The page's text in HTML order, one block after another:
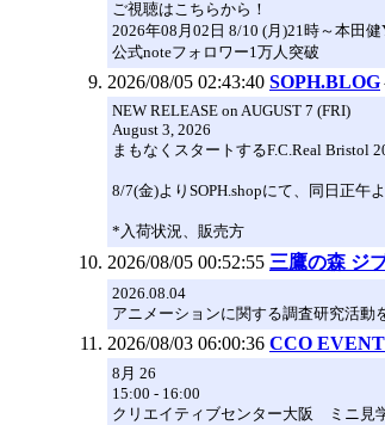
ご視聴はこちらから！
2026年08月02日 8/10 (月)21時～本田
公式noteフォロワー1万人突破
2026/08/05 02:43:40 SOPH.BLOG
NEW RELEASE on AUGUST 7 (FRI)
August 3, 2026
まもなくスタートするF.C.Real Bristol
8/7(金)よりSOPH.shopにて、同日正午
*入荷状況、販売方
2026/08/05 00:52:55 三鷹の森 ジ
2026.08.04
アニメーションに関する調査研究活動
2026/08/03 06:00:36 CCO
8月 26
15:00 - 16:00
クリエイティブセンター大阪 ミニ見